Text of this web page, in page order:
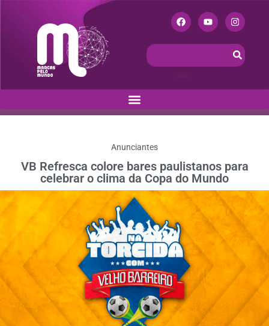
Anunciantes
VB Refresca colore bares paulistanos para
celebrar o clima da Copa do Mundo